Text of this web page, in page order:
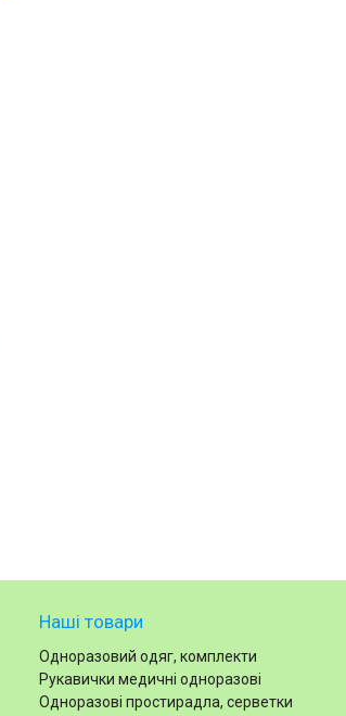
Наші товари
Одноразовий одяг, комплекти
Рукавички медичні одноразові
Одноразові простирадла, серветки